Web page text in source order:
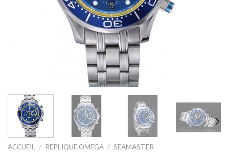
ACCUEIL / REPLIQUE OMEGA / SEAMASTER